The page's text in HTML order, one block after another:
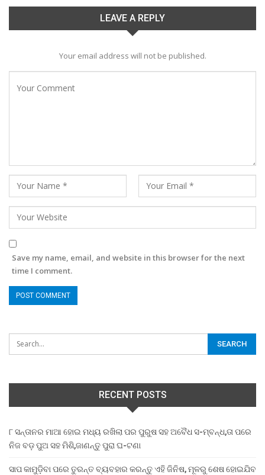
LEAVE A REPLY
Your email address will not be published.
Save my name, email, and website in this browser for the next
time I comment.
RECENT POSTS
୮ ସନ୍ତାନର ମାଆ ହୋଇ ମଧ୍ୟ ରଖିଲା ପର ପୁରୁଷ ସହ ଅବୈଧ ସ-ମ୍ବନ୍ଧ,ତା ପରେ
ନିଜ ବଡ଼ ପୁଅ ସହ ମିଶି,ଜାଣନ୍ତୁ ପୁରା ଘ-ଟଣା
ସାପ କାମୁଡ଼ିବା ପରେ ତୁରନ୍ତ ବ୍ୟବହାର କରନ୍ତୁ ଏହି ଜିନିଷ, ମୂଳରୁ ଶେଷ ହୋଇଯିବ